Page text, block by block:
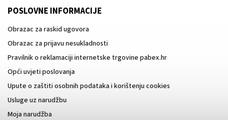
POSLOVNE INFORMACIJE
Obrazac za raskid ugovora
Obrazac za prijavu nesukladnosti
Pravilnik o reklamaciji internetske trgovine pabex.hr
Opći uvjeti poslovanja
Upute o zaštiti osobnih podataka i korištenju cookies
Usluge uz narudžbu
Moja narudžba